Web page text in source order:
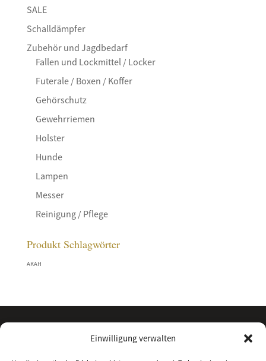
Einwilligung verwalten
SALE
Schalldämpfer
Zubehör und Jagdbedarf
Fallen und Lockmittel / Locker
Futerale / Boxen / Koffer
Gehörschutz
Gewehrriemen
Holster
Hunde
Lampen
Messer
Reinigung / Pflege
Produkt Schlagwörter
AKAH